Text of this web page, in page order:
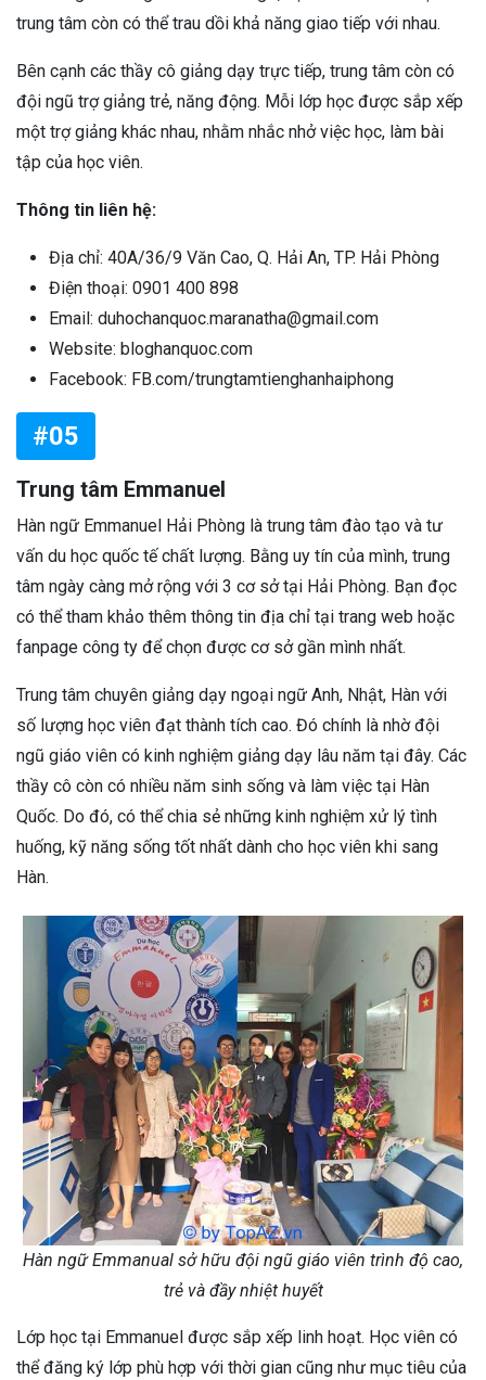
trung tâm còn có thể trau dồi khả năng giao tiếp với nhau.
Bên cạnh các thầy cô giảng dạy trực tiếp, trung tâm còn có
đội ngũ trợ giảng trẻ, năng động. Mỗi lớp học được sắp xếp
một trợ giảng khác nhau, nhằm nhắc nhở việc học, làm bài
tập của học viên.
Thông tin liên hệ:
Địa chỉ: 40A/36/9 Văn Cao, Q. Hải An, TP. Hải Phòng
Điện thoại: 0901 400 898
Email: duhochanquoc.maranatha@gmail.com
Website: bloghanquoc.com
Facebook: FB.com/trungtamtienghanhaiphong
#05
Trung tâm Emmanuel
Hàn ngữ Emmanuel Hải Phòng là trung tâm đào tạo và tư
vấn du học quốc tế chất lượng. Bằng uy tín của mình, trung
tâm ngày càng mở rộng với 3 cơ sở tại Hải Phòng. Bạn đọc
có thể tham khảo thêm thông tin địa chỉ tại trang web hoặc
fanpage công ty để chọn được cơ sở gần mình nhất.
Trung tâm chuyên giảng dạy ngoại ngữ Anh, Nhật, Hàn với
số lượng học viên đạt thành tích cao. Đó chính là nhờ đội
ngũ giáo viên có kinh nghiệm giảng dạy lâu năm tại đây. Các
thầy cô còn có nhiều năm sinh sống và làm việc tại Hàn
Quốc. Do đó, có thể chia sẻ những kinh nghiệm xử lý tình
huống, kỹ năng sống tốt nhất dành cho học viên khi sang
Hàn.
Hàn ngữ Emmanual sở hữu đội ngũ giáo viên trình độ cao,
trẻ và đầy nhiệt huyết
Lớp học tại Emmanuel được sắp xếp linh hoạt. Học viên có
thể đăng ký lớp phù hợp với thời gian cũng như mục tiêu của